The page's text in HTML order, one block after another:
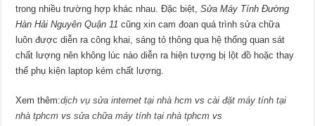
trong nhiều trường hợp khác nhau. Đặc biệt,Sửa Máy Tính Đường
Hàn Hải Nguyên Quận 11cũng xin cam đoan quá trình sửa chữa
luôn được diễn ra công khai, sáng tỏ thông qua hệ thống quan sát
chất lượng nên không lúc nào diễn ra hiện tượng bị lột đồ hoặc thay
thế phụ kiện laptop kém chất lượng.
Xem thêm:dịch vụ sửa internet tại nhà hcm vscài đặt máy tính tại
nhà tphcm vssửa chữa máy tính tại nhà tphcm vs